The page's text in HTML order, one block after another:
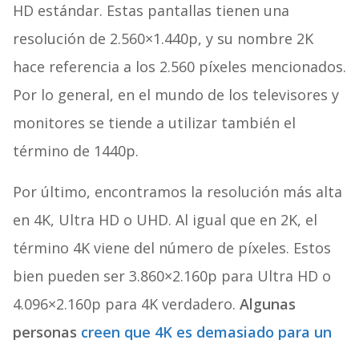
HD estándar. Estas pantallas tienen una
resolución de 2.560×1.440p, y su nombre 2K
hace referencia a los 2.560 píxeles mencionados.
Por lo general, en el mundo de los televisores y
monitores se tiende a utilizar también el
término de 1440p.
Por último, encontramos la resolución más alta
en 4K, Ultra HD o UHD. Al igual que en 2K, el
término 4K viene del número de píxeles. Estos
bien pueden ser 3.860×2.160p para Ultra HD o
4.096×2.160p para 4K verdadero. Algunas
personas creen que 4K es demasiado para un